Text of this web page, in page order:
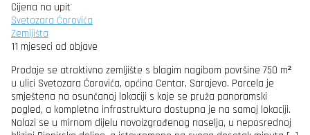
Cijena na upit
Svetozara Ćorovića
Zemljišta
11 mjeseci od objave
Prodaje se atraktivno zemljište s blagim nagibom površine 750 m²
u ulici Svetozara Ćorovića, općina Centar, Sarajevo. Parcela je
smještena na osunčanoj lokaciji s koje se pruža panoramski
pogled, a kompletna infrastruktura dostupna je na samoj lokaciji.
Nalazi se u mirnom dijelu novoizgrađenog naselja, u neposrednoj